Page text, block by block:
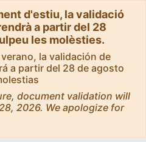
d'estiu, la validació
a partir del 28
les molèsties.
la validación de
a partir del 28 de agosto
document validation will
2026. We apologize for